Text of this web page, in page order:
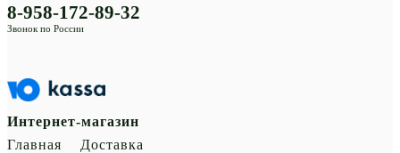
Интернет-магазин
Главная
Доставка
8-958-172-89-32
Звонок по России